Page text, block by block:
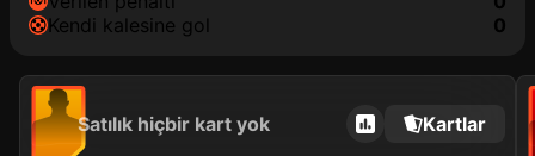
kendi kalesine gol
0
Satılık hiçbir kart yok Kartlar